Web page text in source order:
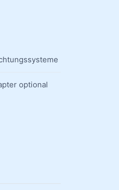
optional